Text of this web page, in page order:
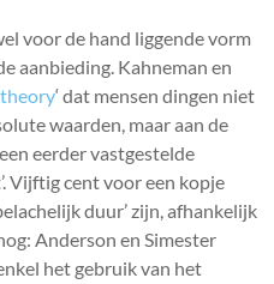
voor de hand liggende vorm
aanbieding. Kahneman en
‘ dat mensen dingen niet
waarden, maar aan de
eerder vastgestelde
Vijftig cent voor een kopje
duur’ zijn, afhankelijk
Anderson en Simester
het gebruik van het